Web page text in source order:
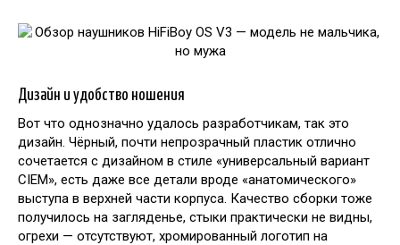
Дизайн и удобство ношения
Вот что однозначно удалось разработчикам, так это
дизайн. Чёрный, почти непрозрачный пластик отлично
сочетается с дизайном в стиле «универсальный вариант
CIEM», есть даже все детали вроде «анатомического»
выступа в верхней части корпуса. Качество сборки тоже
получилось на загляденье, стыки практически не видны,
огрехи — отсутствуют, хромированный логотип на